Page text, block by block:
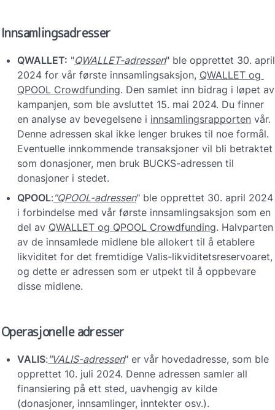
Innsamlingsadresser
QWALLET: "QWALLET-adressen" ble opprettet 30. april
2024 for vår første innsamlingsaksjon, QWALLET og
QPOOL Crowdfunding. Den samlet inn bidrag i løpet av
kampanjen, som ble avsluttet 15. mai 2024. Du finner
en analyse av bevegelsene i innsamlingsrapporten vår.
Denne adressen skal ikke lenger brukes til noe formål.
Eventuelle innkommende transaksjoner vil bli betraktet
som donasjoner, men bruk BUCKS-adressen til
donasjoner i stedet.
QPOOL:"QPOOL-adressen" ble opprettet 30. april 2024
i forbindelse med vår første innsamlingsaksjon som en
del av QWALLET og QPOOL Crowdfunding. Halvparten
av de innsamlede midlene ble allokert til å etablere
likviditet for det fremtidige Valis-likviditetsreservoaret,
og dette er adressen som er utpekt til å oppbevare
disse midlene.
Operasjonelle adresser
VALIS:"VALIS-adressen" er vår hovedadresse, som ble
opprettet 10. juli 2024. Denne adressen samler all
finansiering på ett sted, uavhengig av kilde
(donasjoner, innsamlinger, inntekter osv.).